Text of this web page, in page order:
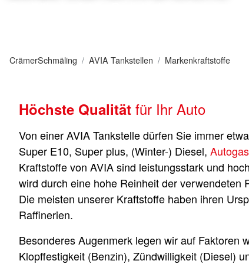
CrämerSchmäling AVIA Tankstellen Markenkraftstoffe
Höchste Qualität für Ihr Auto
Von einer AVIA Tankstelle dürfen Sie immer
Super E10, Super plus, (Winter-) Diesel,
Kraftstoffe von AVIA sind leistungsstark und
wird durch eine hohe Reinheit der verwendeten
Die meisten unserer Kraftstoffe haben ihren
Raffinerien.
Besonderes Augenmerk legen wir auf Faktoren
Klopffestigkeit (Benzin), Zündwilligkeit (Diesel)